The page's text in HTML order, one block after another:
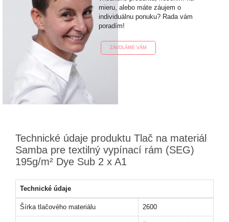
mieru, alebo máte záujem o
individuálnu ponuku? Rada vám
poradím!
ZAVOLÁME VÁM
Technické údaje produktu Tlač na materiál
Samba pre textilný vypínací rám (SEG)
195g/m² Dye Sub 2 x A1
Technické údaje
Šírka tlačového materiálu 2600